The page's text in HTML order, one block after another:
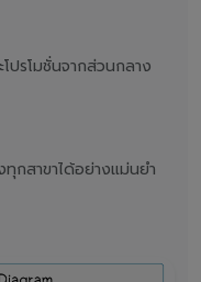
ปรโมชั่นจากส่วนกลาง
กสาขาได้อย่างแม่นยำ